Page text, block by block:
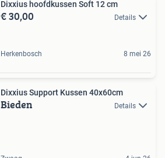
Dixxius hoofdkussen Soft 12 cm
€ 30,00 Details
Herkenbosch 8 mei 26
Dixxius Support Kussen 40x60cm
Bieden Details